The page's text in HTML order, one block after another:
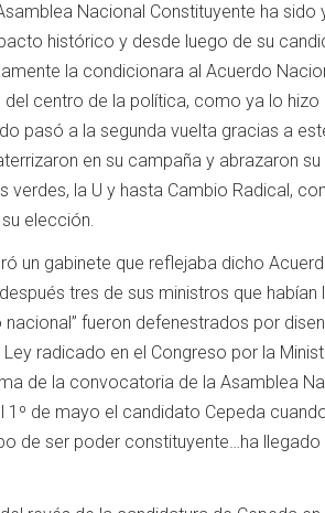
Nacional Constituyente ha sido
histórico y desde luego de su
la condicionara al Acuerdo
centro de la política, como ya lo hizo
pasó a la segunda vuelta gracias a
en su campaña y abrazaron
verdes, la U y hasta Cambio Radical,
elección.
un gabinete que reflejaba dicho
tres de sus ministros que
nacional” fueron defenestrados por
radicado en el Congreso por la
de la convocatoria de la Asamblea
de mayo el candidato Cepeda
de ser poder constituyente…ha